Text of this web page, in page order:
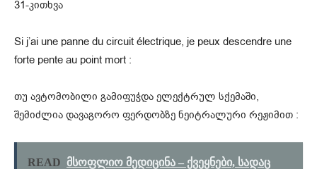
31-კითხვა
Si j’ai une panne du circuit électrique, je peux descendre une
forte pente au point mort :
თუ ავტომობილი გამიფუჭდა ელექტრულ სქემაში,
შემიძლია დავაგორო ფერდობზე ნეიტრალური რეჟიმით :
READ მსოფლიო მედიცინა – ქვეყნები, სადაც